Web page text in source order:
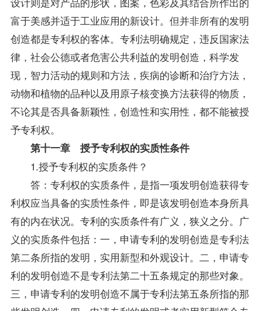
富于美感并适于工业应用的新设计。但并非所有的发明
创造都是专利权的客体。专利法明确规定，违反国家法
律，社会公德或者危害公共利益的发明创造，科学发
现，智力活动的规则和方法，疾病的诊断和治疗方法，
动物和植物的品种以及用原子核变换方法获得的物质，
不论其是否具备新颖性，创造性和实用性，都不能被授
予专利权。
第十一章 授予专利权的实质性条件
1.授予专利权的实质条件？
答：专利权的实质条件，是指一项发明创造获得专
利权应当具备的实质性条件，即是该发明创造本身所具
有的内在状况。专利的实质条件有广义，狭义之分。广
义的实质条件包括：一，申请专利的发明创造是专利法
第二条所指的发明，实用新型和外观设计。二，申请专
利的发明创造不是专利法第二十五条规定的那些对象。
三，申请专利的发明创造不属于专利法第五条所指的那